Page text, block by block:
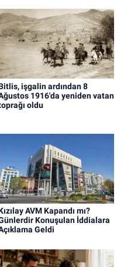
işgalin ardından 8
1916'da yeniden vatan
oldu
AVM Kapandı mı?
Konuşulan İddialara
Geldi